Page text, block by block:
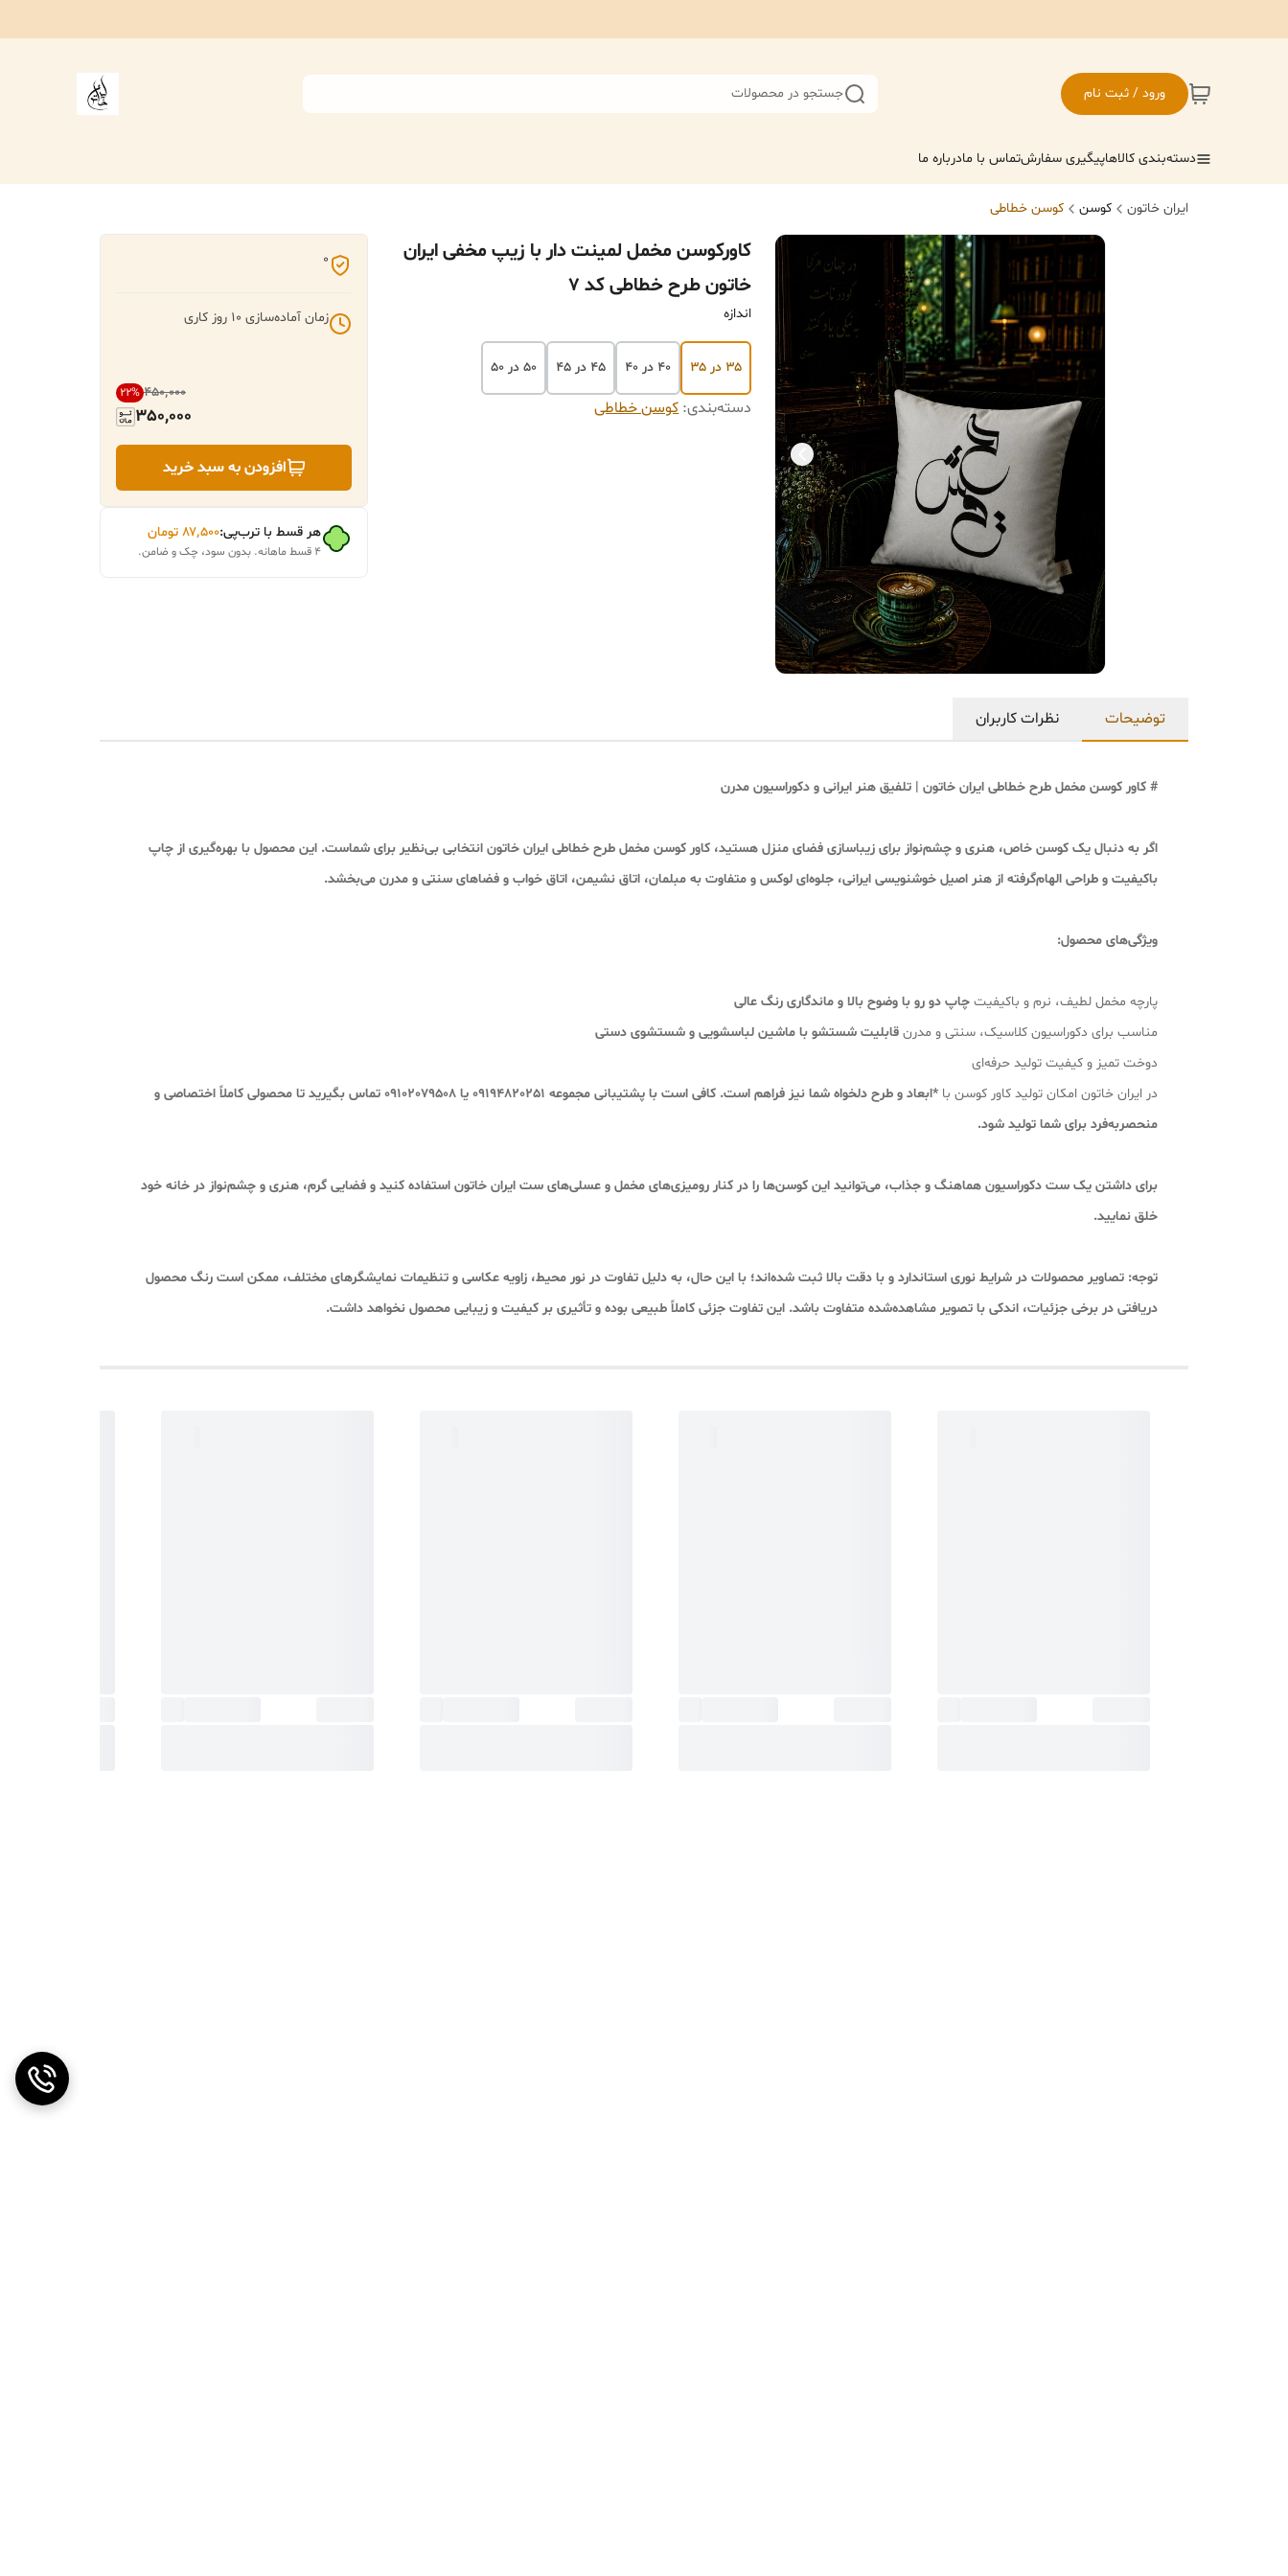
ورود / ثبت نام جستجو در محصولات
دسته‌بندی کالاهاپیگیری سفارشتماس با مادرباره ما
ایران خاتون کوسن کوسن خطاطی
کاورکوسن مخمل لمینت دار با زیپ مخفی ایران
خاتون طرح خطاطی کد ۷
اندازه
۳۵ در ۳۵ ۴۰ در ۴۰ ۴۵ در ۴۵ ۵۰ در ۵۰
دسته‌بندی:کوسن خطاطی
0
زمان آماده‌سازی 10 روز کاری
۴۵۰٬۰۰۰ 22%
350,000
افزودن به سبد خرید
هر قسط با ترب‌پی:۸۷٬۵۰۰ تومان
۴ قسط ماهانه. بدون سود، چک و ضامن.
توضیحات نظرات کاربران
# کاور کوسن مخمل طرح خطاطی ایران خاتون | تلفیق هنر ایرانی و دکوراسیون مدرن
اگر به دنبال یک کوسن خاص، هنری و چشم‌نواز برای زیباسازی فضای منزل هستید، کاور کوسن مخمل طرح خطاطی ایران خاتون انتخابی بی‌نظیر برای شماست. این محصول با بهره‌گیری از چاپ
باکیفیت و طراحی الهام‌گرفته از هنر اصیل خوشنویسی ایرانی، جلوه‌ای لوکس و متفاوت به مبلمان، اتاق نشیمن، اتاق خواب و فضاهای سنتی و مدرن می‌بخشد.
ویژگی‌های محصول:
پارچه مخمل لطیف، نرم و باکیفیت چاپ دو رو با وضوح بالا و ماندگاری رنگ عالی
مناسب برای دکوراسیون کلاسیک، سنتی و مدرن قابلیت شستشو با ماشین لباسشویی و شستشوی دستی
دوخت تمیز و کیفیت تولید حرفه‌ای
در ایران خاتون امکان تولید کاور کوسن با *ابعاد و طرح دلخواه شما
نیز فراهم است. کافی است با پشتیبانی مجموعه 09194820251 یا 09102079508 تماس بگیرید تا محصولی کاملاً اختصاصی و
منحصربه‌فرد برای شما تولید شود.
برای داشتن یک ست دکوراسیون هماهنگ و جذاب، می‌توانید این کوسن‌ها را در کنار رومیزی‌های مخمل و عسلی‌های ست ایران خاتون استفاده کنید و فضایی گرم، هنری و چشم‌نواز در خانه خود
خلق نمایید.
توجه: تصاویر محصولات در شرایط نوری استاندارد و با دقت بالا ثبت شده‌اند؛ با این حال، به دلیل تفاوت در نور محیط، زاویه عکاسی و تنظیمات نمایشگرهای مختلف، ممکن است رنگ محصول
دریافتی در برخی جزئیات، اندکی با تصویر مشاهده‌شده متفاوت باشد. این تفاوت جزئی کاملاً طبیعی بوده و تأثیری بر کیفیت و زیبایی محصول نخواهد داشت.